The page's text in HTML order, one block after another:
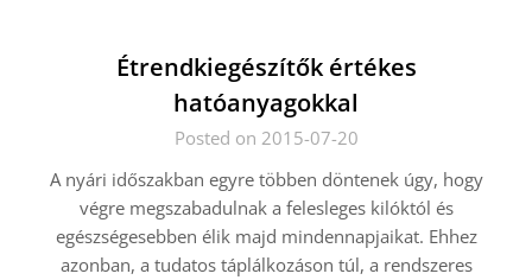
Étrendkiegészítők értékes
hatóanyagokkal
Posted on 2015-07-20
A nyári időszakban egyre többen döntenek úgy, hogy
végre megszabadulnak a felesleges kilóktól és
egészségesebben élik majd mindennapjaikat. Ehhez
azonban, a tudatos táplálkozáson túl, a rendszeres